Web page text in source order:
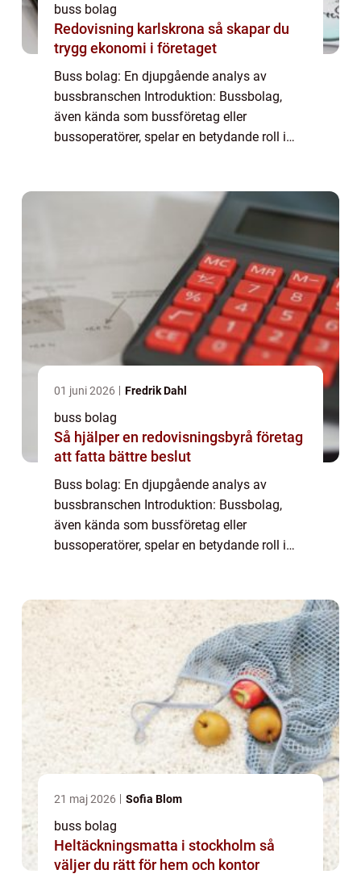
buss bolag
Redovisning karlskrona så skapar du
trygg ekonomi i företaget
Buss bolag: En djupgående analys av
bussbranschen Introduktion: Bussbolag,
även kända som bussföretag eller
bussoperatörer, spelar en betydande roll i
01 juni 2026 Fredrik Dahl
buss bolag
Så hjälper en redovisningsbyrå företag
att fatta bättre beslut
Buss bolag: En djupgående analys av
bussbranschen Introduktion: Bussbolag,
även kända som bussföretag eller
bussoperatörer, spelar en betydande roll i
21 maj 2026 Sofia Blom
buss bolag
Heltäckningsmatta i stockholm så
väljer du rätt för hem och kontor